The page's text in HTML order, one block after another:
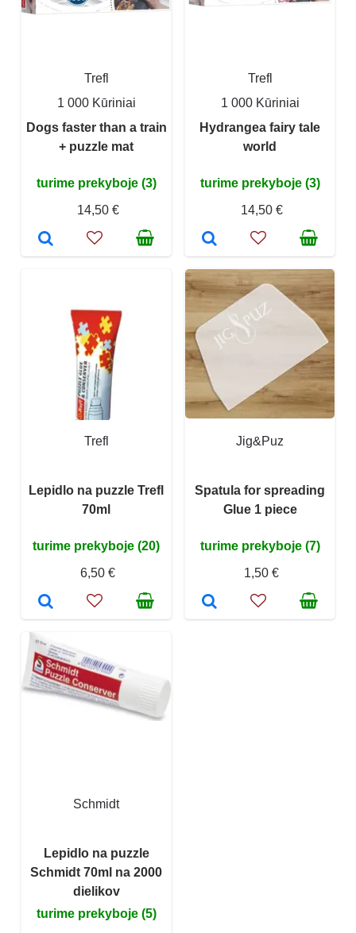
Trefl
1 000 Kūriniai
Dogs faster than a train
+ puzzle mat
turime prekyboje (3)
14,50 €
Trefl
1 000 Kūriniai
Hydrangea fairy tale
world
turime prekyboje (3)
14,50 €
Trefl
Lepidlo na puzzle Trefl
70ml
turime prekyboje (20)
6,50 €
Jig&Puz
Spatula for spreading
Glue 1 piece
turime prekyboje (7)
1,50 €
Schmidt
Lepidlo na puzzle
Schmidt 70ml na 2000
dielikov
turime prekyboje (5)